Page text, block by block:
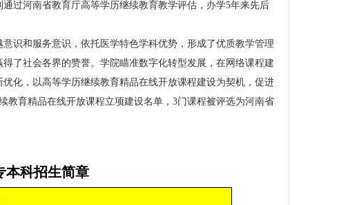
续教育2025年专
过河南省教育厅高等学历继续教育教学评估，办学5年来先后
识和服务意识，依托医学特色学科优势，形成了优质教学管理
了社会各界的赞誉。学院瞄准数字化转型发展，在网络课程建
化，以高等学历继续教育精品在线开放课程建设为契机，促进
教育精品在线开放课程立项建设名单，3门课程被评选为河南省
本科招生简章